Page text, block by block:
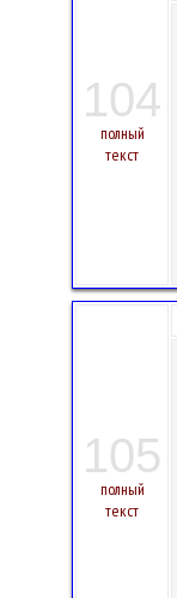
104
полный
текст
105
полный
текст